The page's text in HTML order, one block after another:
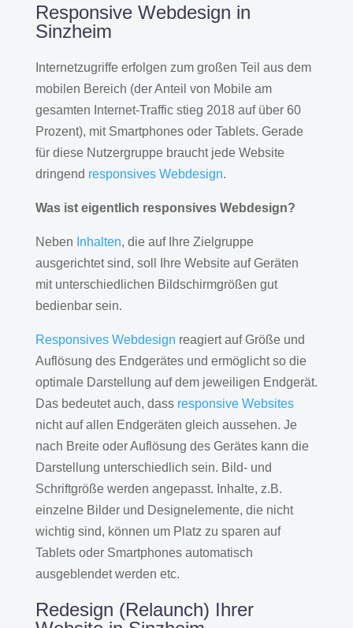
Responsive Webdesign in
Sinzheim
Internetzugriffe erfolgen zum großen Teil aus dem
mobilen Bereich (der Anteil von Mobile am
gesamten Internet-Traffic stieg 2018 auf über 60
Prozent), mit Smartphones oder Tablets. Gerade
für diese Nutzergruppe braucht jede Website
dringend responsives Webdesign.
Was ist eigentlich responsives Webdesign?
Neben Inhalten, die auf Ihre Zielgruppe
ausgerichtet sind, soll Ihre Website auf Geräten
mit unterschiedlichen Bildschirmgrößen gut
bedienbar sein.
Responsives Webdesign reagiert auf Größe und
Auflösung des Endgerätes und ermöglicht so die
optimale Darstellung auf dem jeweiligen Endgerät.
Das bedeutet auch, dass responsive Websites
nicht auf allen Endgeräten gleich aussehen. Je
nach Breite oder Auflösung des Gerätes kann die
Darstellung unterschiedlich sein. Bild- und
Schriftgröße werden angepasst. Inhalte, z.B.
einzelne Bilder und Designelemente, die nicht
wichtig sind, können um Platz zu sparen auf
Tablets oder Smartphones automatisch
ausgeblendet werden etc.
Redesign (Relaunch) Ihrer